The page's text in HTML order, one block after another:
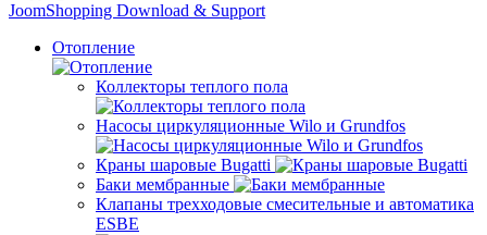
JoomShopping Download & Support
Отопление
Коллекторы теплого пола
Насосы циркуляционные Wilo и Grundfos
Краны шаровые Bugatti
Баки мембранные
Клапаны трехходовые смесительные и автоматика
ESBE